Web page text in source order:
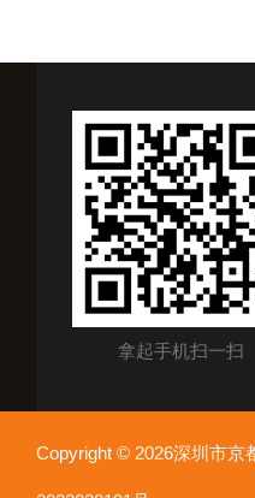
拿起手机扫一扫
Copyright © 2026深圳市